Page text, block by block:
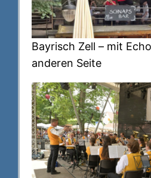
Bayrisch Zell – mit
anderen Seite